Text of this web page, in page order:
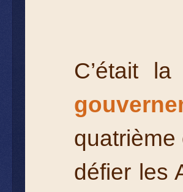
C’était
quatrième
défier les